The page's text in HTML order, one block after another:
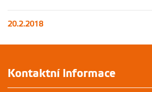
20.2.2018
Kontaktní informace